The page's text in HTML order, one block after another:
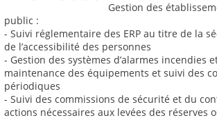
Gestion des
public :
- Suivi réglementaire des ERP au titre de la
de l’accessibilité des personnes
- Gestion des systèmes d’alarmes incendies
maintenance des équipements et suivi des
périodiques
- Suivi des commissions de sécurité et du
actions nécessaires aux levées des réserves